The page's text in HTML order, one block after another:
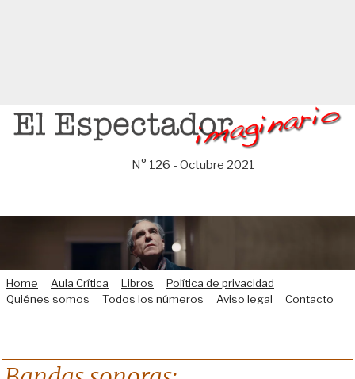
Saltar
N° 126 - Octubre 2021
Home Aula Crítica Libros
Política de privacidad
Quiénes somos
Todos los números Aviso legal Contacto